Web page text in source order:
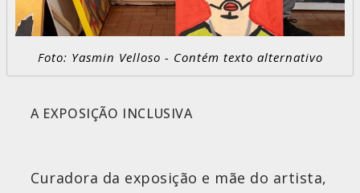
Foto: Yasmin Velloso - Contém texto alternativo
A EXPOSIÇÃO INCLUSIVA
Curadora da exposição e mãe do artista,